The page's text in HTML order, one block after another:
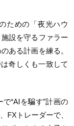
ための「夜光ハウ
設を守るファラー
ある計画を練る。
奇しくも一致して
“AIを騙す”計画の
FXトレーダーで、